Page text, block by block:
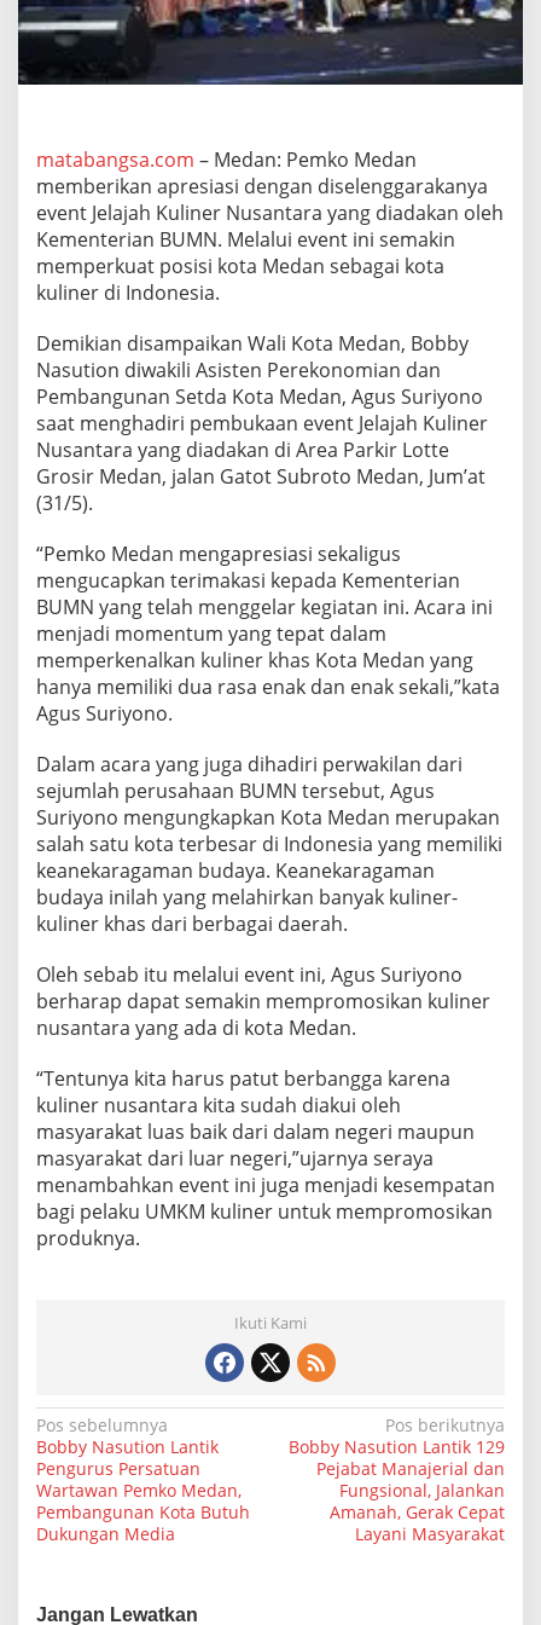
E
n
l
a
j
a
h
K
u
i
n
e
r
N
u
s
a
a
r
a
matabangsa.com – Medan: Pemko Medan
memberikan apresiasi dengan diselenggarakanya
event Jelajah Kuliner Nusantara yang diadakan oleh
Kementerian BUMN. Melalui event ini semakin
memperkuat posisi kota Medan sebagai kota
kuliner di Indonesia.
Demikian disampaikan Wali Kota Medan, Bobby
Nasution diwakili Asisten Perekonomian dan
Pembangunan Setda Kota Medan, Agus Suriyono
saat menghadiri pembukaan event Jelajah Kuliner
Nusantara yang diadakan di Area Parkir Lotte
Grosir Medan, jalan Gatot Subroto Medan, Jum’at
(31/5).
“Pemko Medan mengapresiasi sekaligus
mengucapkan terimakasi kepada Kementerian
BUMN yang telah menggelar kegiatan ini. Acara ini
menjadi momentum yang tepat dalam
memperkenalkan kuliner khas Kota Medan yang
hanya memiliki dua rasa enak dan enak sekali,”kata
Agus Suriyono.
Dalam acara yang juga dihadiri perwakilan dari
sejumlah perusahaan BUMN tersebut, Agus
Suriyono mengungkapkan Kota Medan merupakan
salah satu kota terbesar di Indonesia yang memiliki
keanekaragaman budaya. Keanekaragaman
budaya inilah yang melahirkan banyak kuliner-
kuliner khas dari berbagai daerah.
Oleh sebab itu melalui event ini, Agus Suriyono
berharap dapat semakin mempromosikan kuliner
nusantara yang ada di kota Medan.
“Tentunya kita harus patut berbangga karena
kuliner nusantara kita sudah diakui oleh
masyarakat luas baik dari dalam negeri maupun
masyarakat dari luar negeri,”ujarnya seraya
menambahkan event ini juga menjadi kesempatan
bagi pelaku UMKM kuliner untuk mempromosikan
produknya.
Ikuti Kami
N
a
v
i
a
Pos sebelumnya
Bobby Nasution Lantik
Pengurus Persatuan
Wartawan Pemko Medan,
Pembangunan Kota Butuh
Dukungan Media
Pos berikutnya
Bobby Nasution Lantik 129
Pejabat Manajerial dan
Fungsional, Jalankan
Amanah, Gerak Cepat
Layani Masyarakat
Jangan Lewatkan